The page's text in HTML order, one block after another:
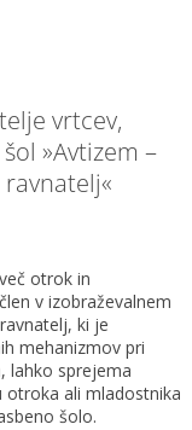
vrtcev,
»Avtizem –
ravnatelj«
otrok in
v izobraževalnem
ki je
mehanizmov pri
lahko sprejema
otroka ali mladostnika
šolo.